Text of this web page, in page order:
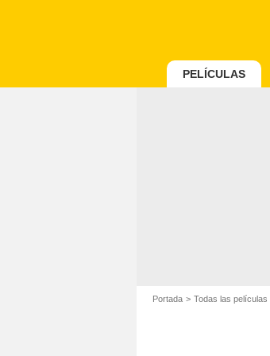
PELÍCULAS
Portada Todas las películas